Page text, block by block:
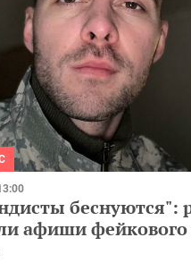
беснуются":
афиши